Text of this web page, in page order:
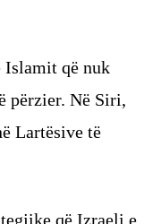
Islamit që nuk
përzier. Në Siri,
Lartësive të
që Izraeli e